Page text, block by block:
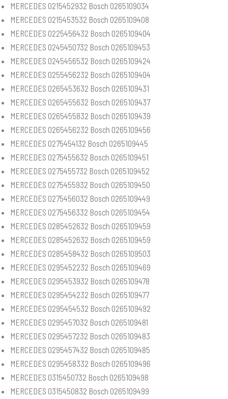
MERCEDES 0215452932 Bosch 0265109034
MERCEDES 0215453532 Bosch 0265109408
MERCEDES 0225456432 Bosch 0265109404
MERCEDES 0245450732 Bosch 0265109453
MERCEDES 0245456532 Bosch 0265109424
MERCEDES 0255456232 Bosch 0265109404
MERCEDES 0265453632 Bosch 0265109431
MERCEDES 0265455632 Bosch 0265109437
MERCEDES 0265455832 Bosch 0265109439
MERCEDES 0265456232 Bosch 0265109456
MERCEDES 0275454132 Bosch 0265109445
MERCEDES 0275455632 Bosch 0265109451
MERCEDES 0275455732 Bosch 0265109452
MERCEDES 0275455932 Bosch 0265109450
MERCEDES 0275456032 Bosch 0265109449
MERCEDES 0275456332 Bosch 0265109454
MERCEDES 0285452632 Bosch 0265109459
MERCEDES 0285452632 Bosch 0265109459
MERCEDES 0285458432 Bosch 0265109503
MERCEDES 0295452232 Bosch 0265109469
MERCEDES 0295453932 Bosch 0265109478
MERCEDES 0295454232 Bosch 0265109477
MERCEDES 0295454532 Bosch 0265109492
MERCEDES 0295457032 Bosch 0265109481
MERCEDES 0295457232 Bosch 0265109483
MERCEDES 0295457432 Bosch 0265109485
MERCEDES 0295458332 Bosch 0265109496
MERCEDES 0315450732 Bosch 0265109498
MERCEDES 0315450832 Bosch 0265109499